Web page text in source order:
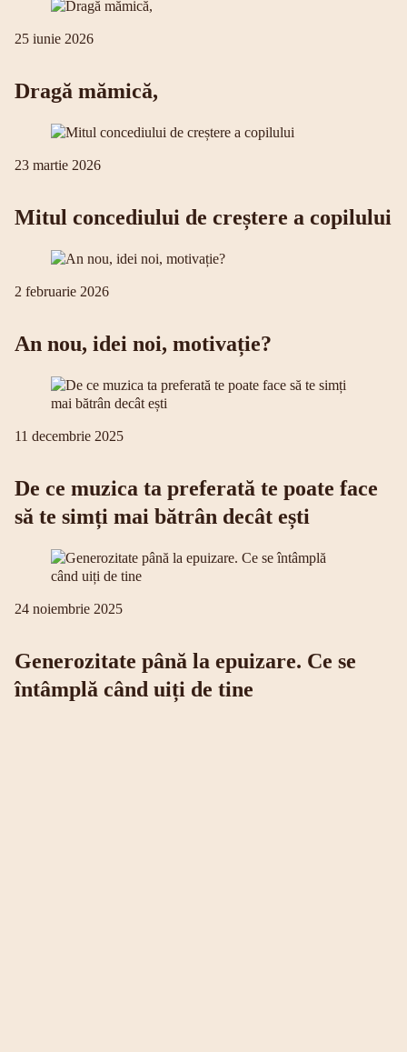
25 iunie 2026
Dragă mămică,
23 martie 2026
Mitul concediului de creștere a copilului
2 februarie 2026
An nou, idei noi, motivație?
11 decembrie 2025
De ce muzica ta preferată te poate face
să te simți mai bătrân decât ești
24 noiembrie 2025
Generozitate până la epuizare. Ce se
întâmplă când uiți de tine